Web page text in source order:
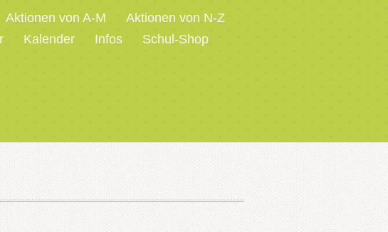
Aktionen von A-M
Aktionen von N-Z
Kalender Infos
Schul-Shop